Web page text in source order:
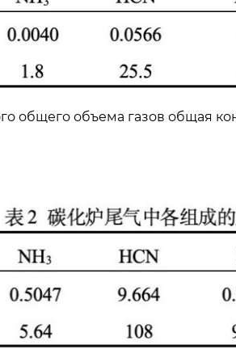
общего объема газов общая